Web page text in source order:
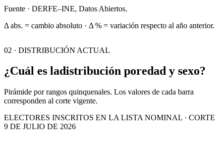
Fuente · DERFE–INE, Datos Abiertos.
Δ abs. = cambio absoluto · Δ % = variación respecto al año anterior.
02 · DISTRIBUCIÓN ACTUAL
¿Cuál es ladistribución poredad y sexo?
Pirámide por rangos quinquenales. Los valores de cada barra
corresponden al corte vigente.
ELECTORES INSCRITOS EN LA LISTA NOMINAL · CORTE
9 DE JULIO DE 2026